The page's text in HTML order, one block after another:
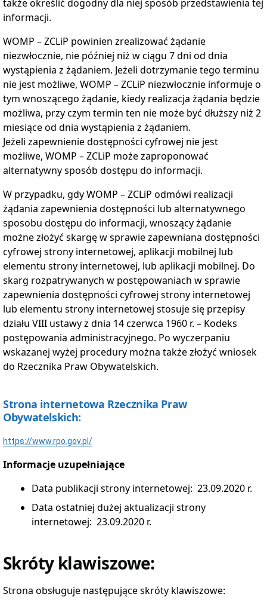
także określić dogodny dla niej sposób przedstawienia tej
informacji.
WOMP – ZCLiP powinien zrealizować żądanie
niezwłocznie, nie później niż w ciągu 7 dni od dnia
wystąpienia z żądaniem. Jeżeli dotrzymanie tego terminu
nie jest możliwe, WOMP – ZCLiP niezwłocznie informuje o
tym wnoszącego żądanie, kiedy realizacja żądania będzie
możliwa, przy czym termin ten nie może być dłuższy niż 2
miesiące od dnia wystąpienia z żądaniem.
Jeżeli zapewnienie dostępności cyfrowej nie jest
możliwe, WOMP – ZCLiP może zaproponować
alternatywny sposób dostępu do informacji.
W przypadku, gdyWOMP – ZCLiP odmówi realizacji
żądania zapewnienia dostępności lub alternatywnego
sposobu dostępu do informacji, wnoszący żądanie
możne złożyć skargę w sprawie zapewniana dostępności
cyfrowej strony internetowej, aplikacji mobilnej lub
elementu strony internetowej, lub aplikacji mobilnej. Do
skarg rozpatrywanych w postępowaniach w sprawie
zapewnienia dostępności cyfrowej strony internetowej
lub elementu strony internetowej stosuje się przepisy
działu VIII ustawy z dnia 14 czerwca 1960 r. – Kodeks
postępowania administracyjnego. Po wyczerpaniu
wskazanej wyżej procedury można także złożyć wniosek
do Rzecznika Praw Obywatelskich.
Strona internetowa Rzecznika Praw
Obywatelskich:
https://www.rpo.gov.pl/
Informacje uzupełniające
Data publikacji strony internetowej: 23.09.2020 r.
Data ostatniej dużej aktualizacji strony
internetowej: 23.09.2020 r.
Skróty klawiszowe:
Strona obsługuje następujące skróty klawiszowe: